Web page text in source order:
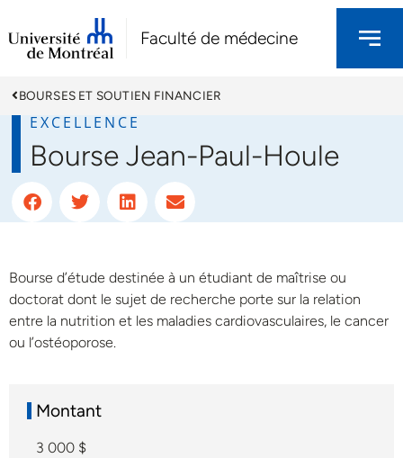
Faculté de médecine
BOURSES ET SOUTIEN FINANCIER
EXCELLENCE
Bourse Jean-Paul-Houle
Bourse d’étude destinée à un étudiant de maîtrise ou
doctorat dont le sujet de recherche porte sur la relation
entre la nutrition et les maladies cardiovasculaires, le cancer
ou l’ostéoporose.
Montant
3 000 $